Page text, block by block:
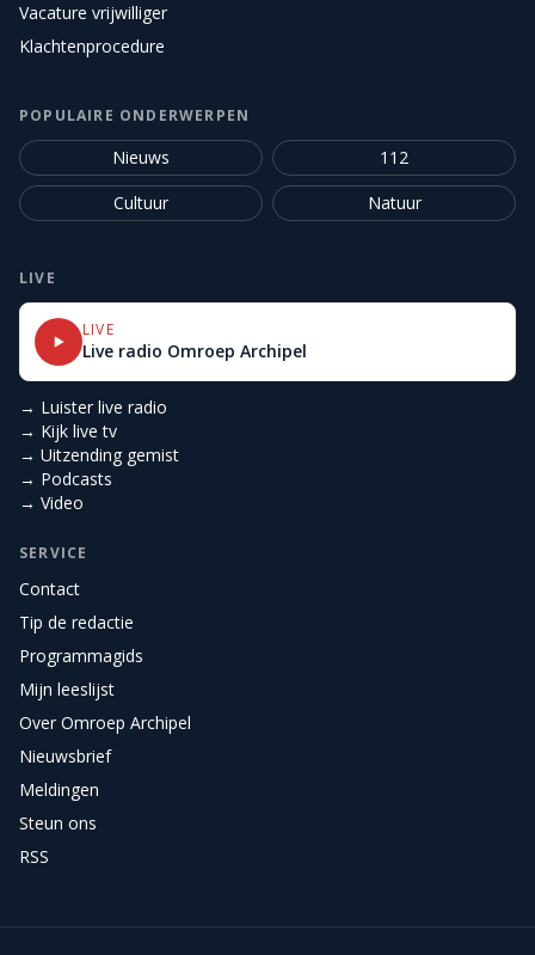
Vacature vrijwilliger
Klachtenprocedure
POPULAIRE ONDERWERPEN
Nieuws
112
Cultuur
Natuur
LIVE
LIVE
Live radio Omroep Archipel
→ Luister live radio
→ Kijk live tv
→ Uitzending gemist
→ Podcasts
→ Video
SERVICE
Contact
Tip de redactie
Programmagids
Mijn leeslijst
Over Omroep Archipel
Nieuwsbrief
Meldingen
Steun ons
RSS